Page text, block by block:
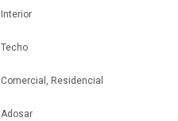
Interior
Techo
Comercial, Residencial
Adosar